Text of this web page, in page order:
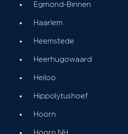
Egmond-Binnen
Haarlem
Heemstede
Heerhugowaard
Heiloo
Hippolytushoef
Hoorn